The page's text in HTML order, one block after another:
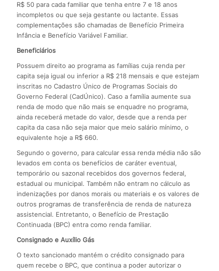
R$ 50 para cada familiar que tenha entre 7 e 18 anos
incompletos ou que seja gestante ou lactante. Essas
complementações são chamadas de Benefício Primeira
Infância e Benefício Variável Familiar.
Beneficiários
Possuem direito ao programa as famílias cuja renda per
capita seja igual ou inferior a R$ 218 mensais e que estejam
inscritas no Cadastro Único de Programas Sociais do
Governo Federal (CadÚnico). Caso a família aumente sua
renda de modo que não mais se enquadre no programa,
ainda receberá metade do valor, desde que a renda per
capita da casa não seja maior que meio salário mínimo, o
equivalente hoje a R$ 660.
Segundo o governo, para calcular essa renda média não são
levados em conta os benefícios de caráter eventual,
temporário ou sazonal recebidos dos governos federal,
estadual ou municipal. Também não entram no cálculo as
indenizações por danos morais ou materiais e os valores de
outros programas de transferência de renda de natureza
assistencial. Entretanto, o Benefício de Prestação
Continuada (BPC) entra como renda familiar.
Consignado e Auxílio Gás
O texto sancionado mantém o crédito consignado para
quem recebe o BPC, que continua a poder autorizar o